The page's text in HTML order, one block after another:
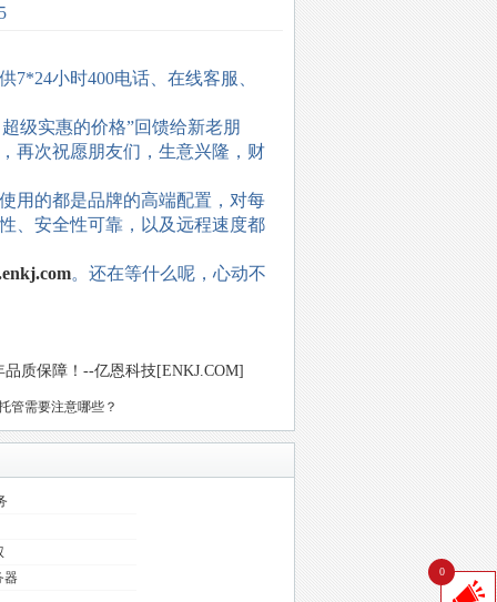
7*24小时400电话、在线客服、
级实惠的价格”回馈给新老朋
再次祝愿朋友们，生意兴隆，财
用的都是品牌的高端配置，对每
、安全性可靠，以及远程速度都
。还在等什么呢，心动不
质保障！--亿恩科技[ENKJ.COM]
管需要注意哪些？
器
0